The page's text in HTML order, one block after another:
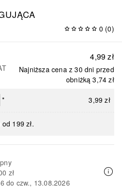
0 (0)
4,99 zł
Najniższa cena z 30 dni przed
obniżką 3,74 zł
* 3,99 zł
199 zł.
zł
do czw., 13.08.2026